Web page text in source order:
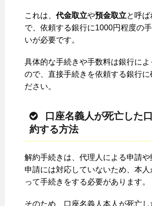
これは、代金取立や預金取立と呼ば
で、依頼する銀行に1000円程度の
いが必要です。
具体的な手続きや手数料は銀行によ
ので、直接手続きを依頼する銀行に
ださい。
口座名義人が死亡した
約する方法
解約手続きは、代理人による申請や
申請には対応していないため、本人
って手続きをする必要があります。
そのため、口座名義人本人が死亡し